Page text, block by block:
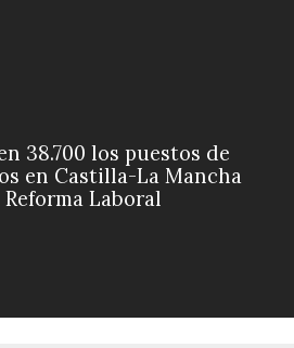
38.700 los puestos de
en Castilla-La Mancha
Laboral